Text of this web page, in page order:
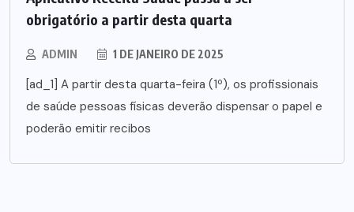
obrigatório a partir desta quarta
ADMIN 1 DE JANEIRO DE 2025
[ad_1] A partir desta quarta-feira (1º), os profissionais
de saúde pessoas físicas deverão dispensar o papel e
poderão emitir recibos